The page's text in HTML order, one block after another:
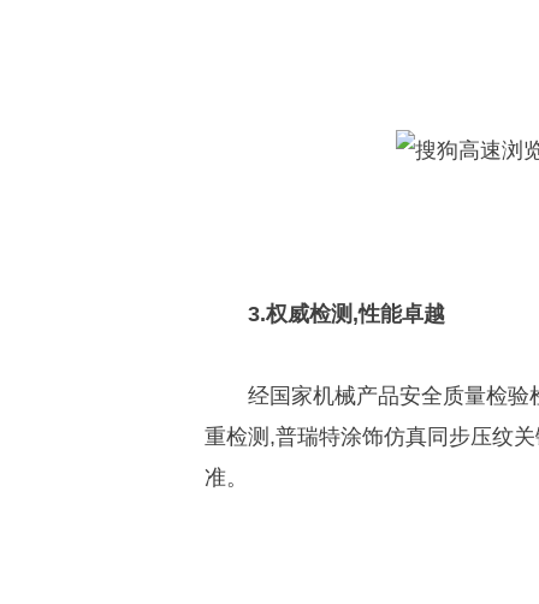
3.权威检测,性能卓越
经国家机械产品安全质量检
重检测,普瑞特涂饰仿真同步压纹
准。